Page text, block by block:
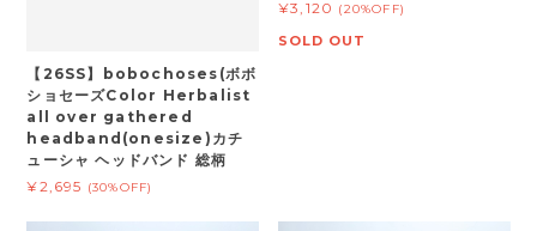
【26SS】bobochoses(ボボ
ショセーズColor Herbalist
all over gathered
headband(onesize)カチ
ューシャ ヘッドバンド 総柄
¥2,695 (30%OFF)
¥3,120 (20%OFF)
SOLD OUT